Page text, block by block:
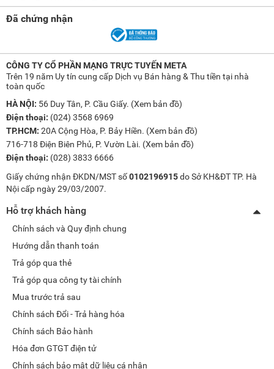
Đã chứng nhận
CÔNG TY CỔ PHẦN MẠNG TRỰC TUYẾN META
Trên 19 năm Uy tín cung cấp Dịch vụ Bán hàng & Thu tiền tại nhà
toàn quốc
HÀ NỘI: 56 Duy Tân, P. Cầu Giấy. (Xem bản đồ)
Điện thoại: (024) 3568 6969
TP.HCM: 20A Cộng Hòa, P. Bảy Hiền. (Xem bản đồ)
716-718 Điện Biên Phủ, P. Vườn Lài. (Xem bản đồ)
Điện thoại: (028) 3833 6666
Giấy chứng nhận ĐKDN/MST số0102196915do Sở KH&ĐT TP. Hà
Nội cấp ngày 29/03/2007.
Hỗ trợ khách hàng
Chính sách và Quy định chung
Hướng dẫn thanh toán
Trả góp qua thẻ
Trả góp qua công ty tài chính
Mua trước trả sau
Chính sách Đổi - Trả hàng hóa
Chính sách Bảo hành
Hóa đơn GTGT điện tử
Chính sách bảo mật dữ liệu cá nhân